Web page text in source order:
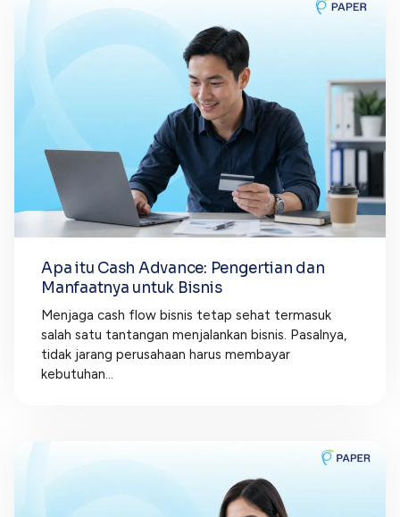
Apa itu Cash Advance: Pengertian dan
Manfaatnya untuk Bisnis
Menjaga cash flow bisnis tetap sehat termasuk
salah satu tantangan menjalankan bisnis. Pasalnya,
tidak jarang perusahaan harus membayar
kebutuhan...